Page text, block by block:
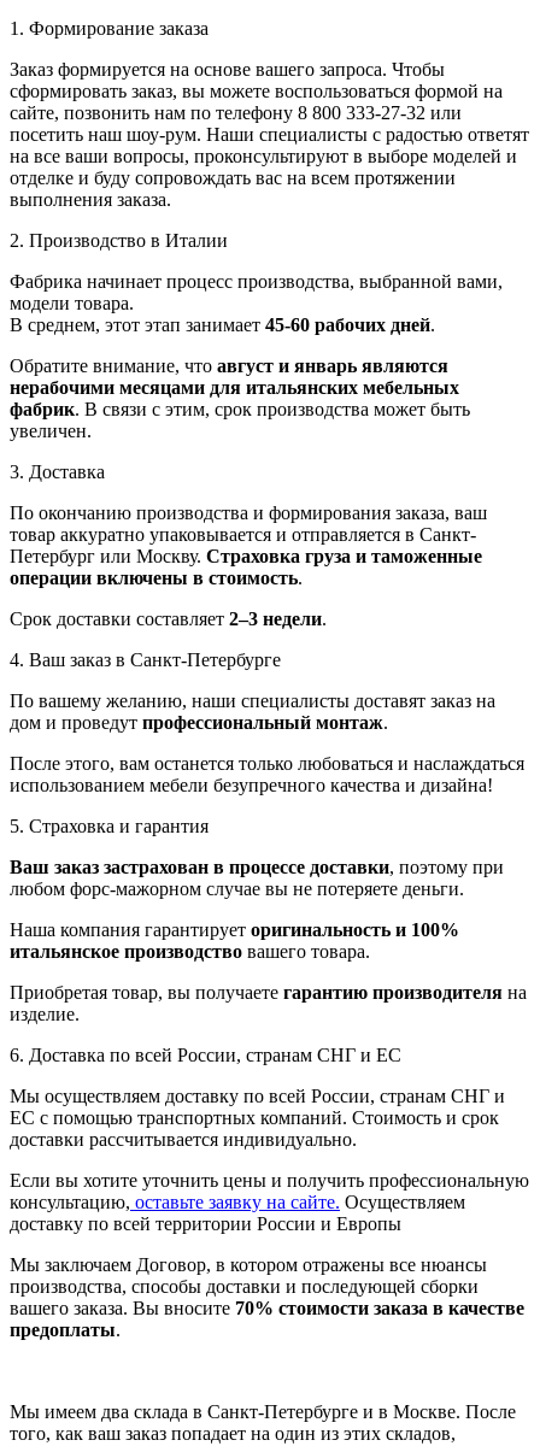
1. Формирование заказа
Заказ формируется на основе вашего запроса. Чтобы
сформировать заказ, вы можете воспользоваться формой на
сайте, позвонить нам по телефону 8 800 333-27-32 или
посетить наш шоу-рум. Наши специалисты с радостью ответят
на все ваши вопросы, проконсультируют в выборе моделей и
отделке и буду сопровождать вас на всем протяжении
выполнения заказа.
2. Производство в Италии
Фабрика начинает процесс производства, выбранной вами,
модели товара.
В среднем, этот этап занимает 45-60 рабочих дней.
Обратите внимание, что август и январь являются
нерабочими месяцами для итальянских мебельных
фабрик. В связи с этим, срок производства может быть
увеличен.
3. Доставка
По окончанию производства и формирования заказа, ваш
товар аккуратно упаковывается и отправляется в Санкт-
Петербург или Москву. Страховка груза и таможенные
операции включены в стоимость.
Срок доставки составляет 2–3 недели.
4. Ваш заказ в Санкт-Петербурге
По вашему желанию, наши специалисты доставят заказ на
дом и проведут профессиональный монтаж.
После этого, вам останется только любоваться и наслаждаться
использованием мебели безупречного качества и дизайна!
5. Страховка и гарантия
Ваш заказ застрахован в процессе доставки, поэтому при
любом форс-мажорном случае вы не потеряете деньги.
Наша компания гарантирует оригинальность и 100%
итальянское производство вашего товара.
Приобретая товар, вы получаете гарантию производителя на
изделие.
6. Доставка по всей России, странам СНГ и ЕС
Мы осуществляем доставку по всей России, странам СНГ и
ЕС с помощью транспортных компаний. Стоимость и срок
доставки рассчитывается индивидуально.
Если вы хотите уточнить цены и получить профессиональную
консультацию, оставьте заявку на сайте. Осуществляем
доставку по всей территории России и Европы
Мы заключаем Договор, в котором отражены все нюансы
производства, способы доставки и последующей сборки
вашего заказа. Вы вносите 70% стоимости заказа в качестве
предоплаты.
Мы имеем два склада в Санкт-Петербурге и в Москве. После
того, как ваш заказ попадает на один из этих складов,